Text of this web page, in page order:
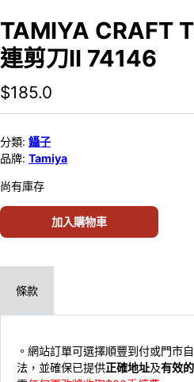
TAMIYA CRAFT
連剪刀II 74146
$185.0
分類: 鑷子
品牌: Tamiya
尚有庫存
加入購物車
條款
。網站訂單可選擇順豐到付或門市
法，並確保已提供正確地址及有效